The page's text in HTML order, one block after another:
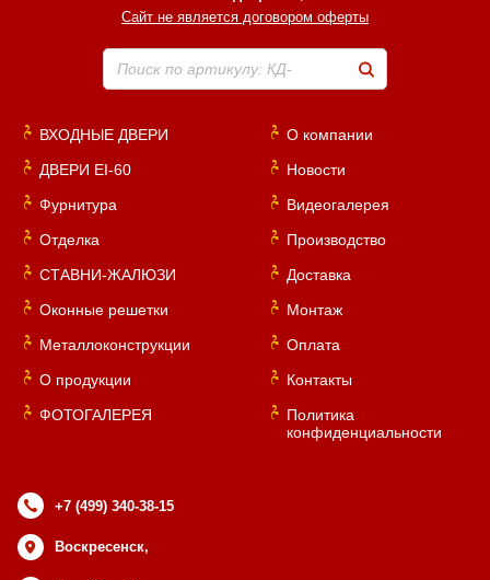
Сайт не является договором оферты
Поиск по артикулу: КД-
ВХОДНЫЕ ДВЕРИ
ДВЕРИ EI-60
Фурнитура
Отделка
СТАВНИ-ЖАЛЮЗИ
Оконные решетки
Металлоконструкции
О продукции
ФОТОГАЛЕРЕЯ
О компании
Новости
Видеогалерея
Производство
Доставка
Монтаж
Оплата
Контакты
Политика
конфиденциальности
+7 (499) 340-38-15
Воскресенск,